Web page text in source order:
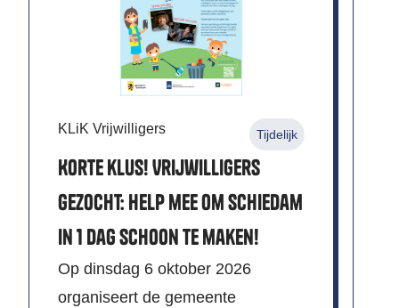
KLiK Vrijwilligers Tijdelijk
Korte klus! Vrijwilligers
gezocht: Help mee om Schiedam
in 1 dag schoon te maken!
Op dinsdag 6 oktober 2026
organiseert de gemeente